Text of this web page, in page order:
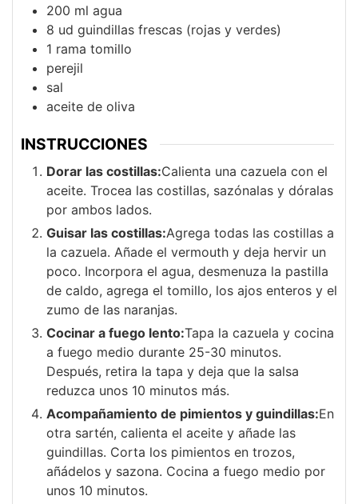
200 ml agua
8 ud guindillas frescas (rojas y verdes)
1 rama tomillo
perejil
sal
aceite de oliva
INSTRUCCIONES
Dorar las costillas:Calienta una cazuela con el
aceite. Trocea las costillas, sazónalas y dóralas
por ambos lados.
Guisar las costillas:Agrega todas las costillas a
la cazuela. Añade el vermouth y deja hervir un
poco. Incorpora el agua, desmenuza la pastilla
de caldo, agrega el tomillo, los ajos enteros y el
zumo de las naranjas.
Cocinar a fuego lento:Tapa la cazuela y cocina
a fuego medio durante 25-30 minutos.
Después, retira la tapa y deja que la salsa
reduzca unos 10 minutos más.
Acompañamiento de pimientos y guindillas:En
otra sartén, calienta el aceite y añade las
guindillas. Corta los pimientos en trozos,
añádelos y sazona. Cocina a fuego medio por
unos 10 minutos.